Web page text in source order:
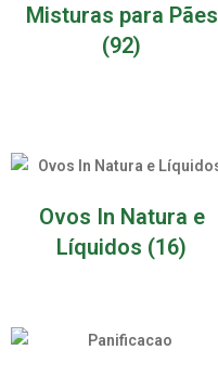
Misturas para Pães
(92)
Ovos In Natura e
Líquidos (16)